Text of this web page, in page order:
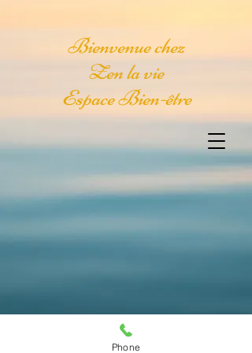
Bienvenue chez
Zen la vie
Espace Bien-être
Zen la vie
Phone